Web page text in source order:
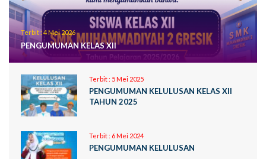
Terbit : 4 Mei 2026
PENGUMUMAN KELAS XII
Terbit : 5 Mei 2025
PENGUMUMAN KELULUSAN KELAS XII
TAHUN 2025
Terbit : 6 Mei 2024
PENGUMUMAN KELULUSAN